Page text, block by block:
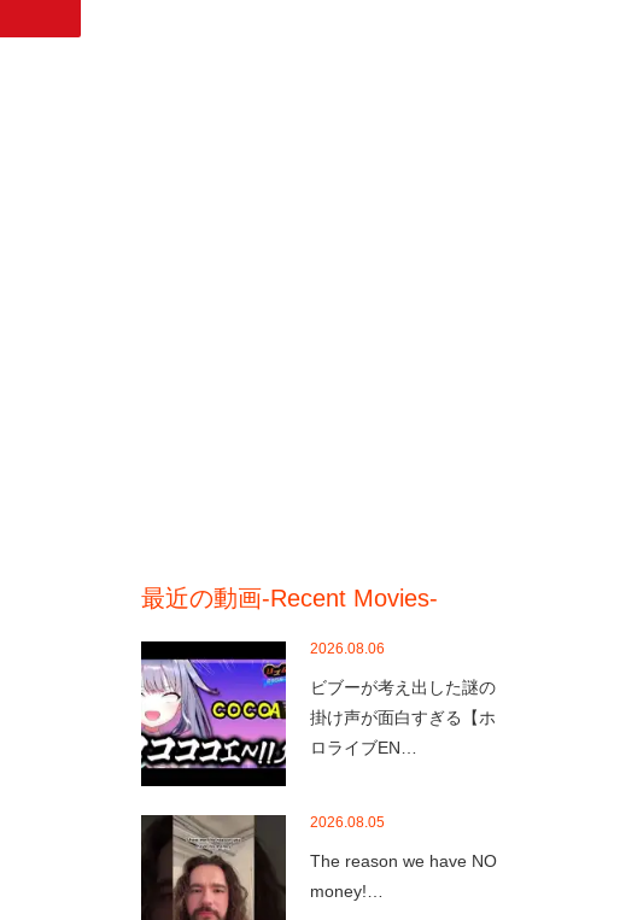
最近の動画-Recent Movies-
2026.08.06
ビブーが考え出した謎の
掛け声が面白すぎる【ホ
ロライブEN…
2026.08.05
The reason we have NO
money!…